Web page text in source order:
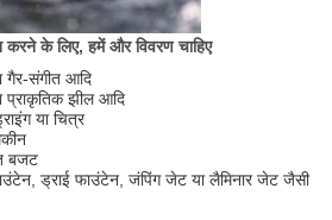
के लिए, हमें और विवरण चाहिए
गैर-संगीत आदि
प्राकृतिक झील आदि
या चित्र
बजट
ड्राई फाउंटेन, जंपिंग जेट या लैमिनार जेट जैसी